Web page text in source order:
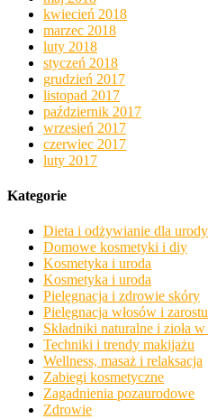
kwiecień 2018
marzec 2018
luty 2018
styczeń 2018
grudzień 2017
listopad 2017
październik 2017
wrzesień 2017
czerwiec 2017
luty 2017
Kategorie
Dieta i odżywianie dla urody
Domowe kosmetyki i diy
Kosmetyka i uroda
Kosmetyka i uroda
Pielęgnacja i zdrowie skóry
Pielęgnacja włosów i zarostu
Składniki naturalne i zioła
Techniki i trendy makijażu
Wellness, masaż i relaksacja
Zabiegi kosmetyczne
Zagadnienia pozaurodowe
Zdrowie